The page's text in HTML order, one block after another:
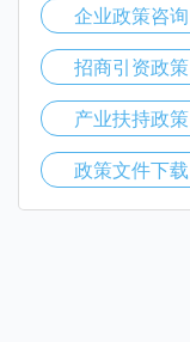
企业政策咨询
招商引资政策
产业扶持政策
政策文件下载